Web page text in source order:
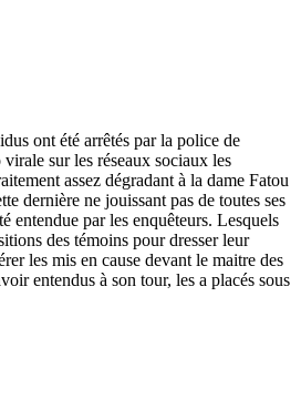
ont été arrêtés par la police de
sur les réseaux sociaux les
assez dégradant à la dame Fatou
dernière ne jouissant pas de toutes ses
entendue par les enquêteurs. Lesquels
des témoins pour dresser leur
les mis en cause devant le maitre des
entendus à son tour, les a placés sous